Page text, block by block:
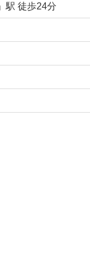
」駅 徒歩24分